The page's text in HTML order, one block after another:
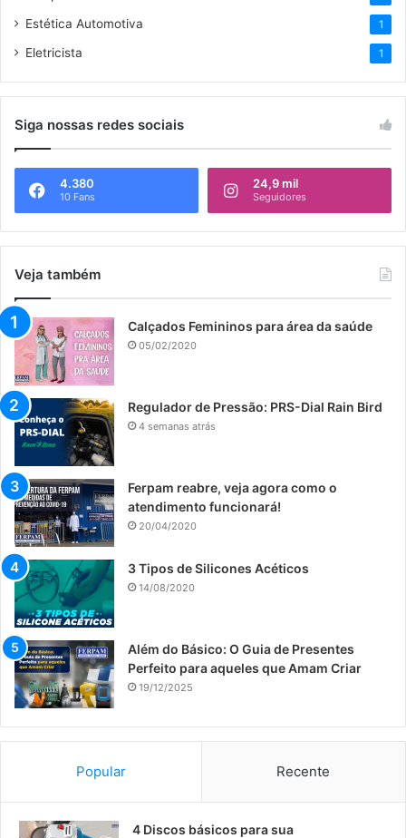
Estética Automotiva 1
Eletricista 1
Siga nossas redes sociais
4.380
10 Fans
24,9 mil
Seguidores
Veja também
Calçados Femininos para área da saúde
05/02/2020
Regulador de Pressão: PRS-Dial Rain Bird
4 semanas atrás
Ferpam reabre, veja agora como o
atendimento funcionará!
20/04/2020
​3 Tipos de Silicones Acéticos
14/08/2020
Além do Básico: O Guia de Presentes
Perfeito para aqueles que Amam Criar
19/12/2025
Popular Recente
​4 Discos básicos para sua